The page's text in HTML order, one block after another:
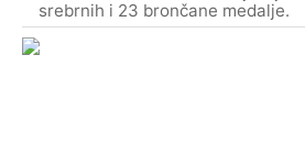
srebrnih i 23 brončane medalje.